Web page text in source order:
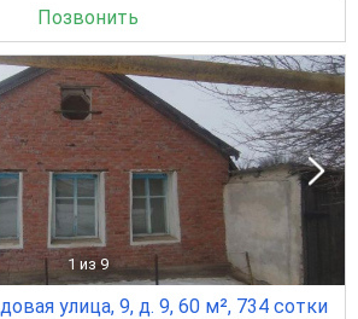
Позвонить
1 из 9
улица, 9, д. 9, 60 м², 734 сотки